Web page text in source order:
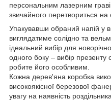
персональним лазерним
звичайного перетвориться на
Упакувавши обраний напій у
виглядатиме солідно та
ідеальний вибір для
одного боку – вибір
робите його особливим.
Кожна дерев'яна коробка
високоякісної березової
увагу на наявність